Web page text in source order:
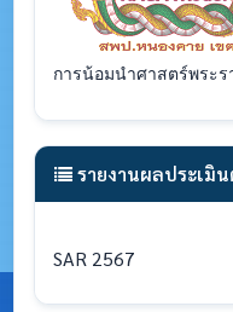
การน้อมนำศาสตร์พระ
รายงานผลประเมิ
SAR 2567